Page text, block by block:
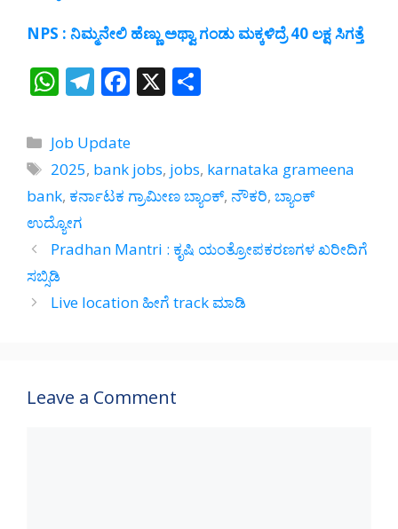
NPS : ನಿಮ್ಮನೇಲಿ ಹೆಣ್ಣು ಅಥ್ವಾ ಗಂಡು ಮಕ್ಕಳಿದ್ರೆ 40 ಲಕ್ಷ ಸಿಗತ್ತೆ
W
at
s
A
p
p
T
e
gr
a
F
e
b
o
k
X
e
Categories
Job Update
Tags
2025, bank jobs, jobs, karnataka grameena
bank, ಕರ್ನಾಟಕ ಗ್ರಾಮೀಣ ಬ್ಯಾಂಕ್‌, ನೌಕರಿ, ಬ್ಯಾಂಕ್‌
ಉದ್ಯೋಗ
Pradhan Mantri : ಕೃಷಿ ಯಂತ್ರೋಪಕರಣಗಳ ಖರೀದಿಗೆ
ಸಬ್ಸಿಡಿ
Live location ಹೀಗೆ track ಮಾಡಿ
Leave a Comment